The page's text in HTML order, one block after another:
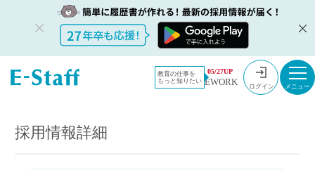
教育の仕事を
もっと知りたい
05/27UP
EWORK ログイン
教員採用情
報のイー・
採用情報
【数学】私立中学校・高等学校：非常勤講師《2021年度》[神奈川県]
採用情報詳細